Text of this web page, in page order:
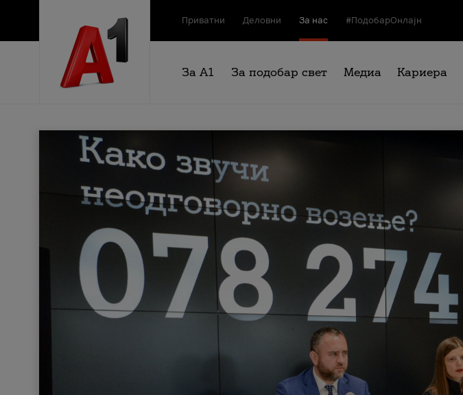
Приватни Деловни За нас #ПодобарОнлајн
За А1 За подобар свет Медиа Кариера